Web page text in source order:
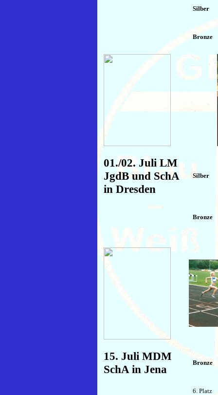
Silber
Bronze
01./02. Juli LM
JgdB und SchA
in Dresden
Silber
Bronze
15. Juli MDM
SchA in Jena
Bronze
6. Platz